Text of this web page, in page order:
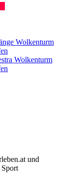
Wolkenturm
Wolkenturm
und